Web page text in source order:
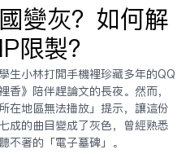
變灰？如何解
限制？
生小林打開手機裡珍藏多年的QQ
》陪伴趕論文的長夜。然而，
在地區無法播放」提示，讓這份
成的曲目變成了灰色，曾經熟悉
不著的「電子墓碑」。